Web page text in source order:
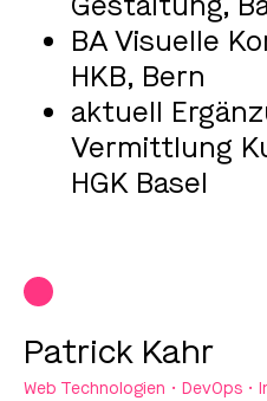
BA Visuelle
HKB, Bern
aktuell
Vermittlung
HGK Basel
Patrick Kahr
Web Technologien • DevOps